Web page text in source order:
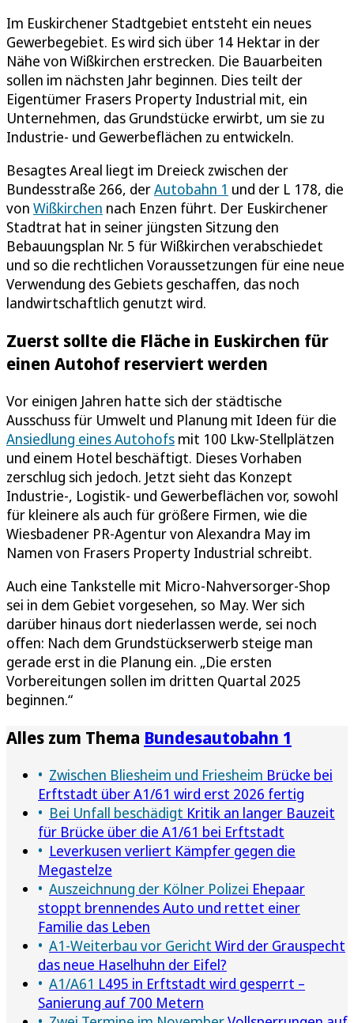
Im Euskirchener Stadtgebiet entsteht ein neues
Gewerbegebiet. Es wird sich über 14 Hektar in der
Nähe von Wißkirchen erstrecken. Die Bauarbeiten
sollen im nächsten Jahr beginnen. Dies teilt der
Eigentümer Frasers Property Industrial mit, ein
Unternehmen, das Grundstücke erwirbt, um sie zu
Industrie- und Gewerbeflächen zu entwickeln.
Besagtes Areal liegt im Dreieck zwischen der
Bundesstraße 266, derAutobahn 1 und der L 178, die
von Wißkirchen nach Enzen führt. Der Euskirchener
Stadtrat hat in seiner jüngsten Sitzung den
Bebauungsplan Nr. 5 für Wißkirchen verabschiedet
und so die rechtlichen Voraussetzungen für eine neue
Verwendung des Gebiets geschaffen, das noch
landwirtschaftlich genutzt wird.
Zuerst sollte die Fläche in Euskirchen für
einen Autohof reserviert werden
Vor einigen Jahren hatte sich der städtische
Ausschuss für Umwelt und Planung mit Ideen für die
Ansiedlung eines Autohofs mit 100 Lkw-Stellplätzen
und einem Hotel beschäftigt. Dieses Vorhaben
zerschlug sich jedoch. Jetzt sieht das Konzept
Industrie-, Logistik- und Gewerbeflächen vor, sowohl
für kleinere als auch für größere Firmen, wie die
Wiesbadener PR-Agentur von Alexandra May im
Namen von Frasers Property Industrial schreibt.
Auch eine Tankstelle mit Micro-Nahversorger-Shop
sei in dem Gebiet vorgesehen, so May. Wer sich
darüber hinaus dort niederlassen werde, sei noch
offen: Nach dem Grundstückserwerb steige man
gerade erst in die Planung ein. „Die ersten
Vorbereitungen sollen im dritten Quartal 2025
beginnen.“
Alles zum Thema Bundesautobahn 1
Zwischen Bliesheim und Friesheim Brücke bei
Erftstadt über A1/61 wird erst 2026 fertig
Bei Unfall beschädigt Kritik an langer Bauzeit
für Brücke über die A1/61 bei Erftstadt
Leverkusen verliert Kämpfer gegen die
Megastelze
Auszeichnung der Kölner Polizei Ehepaar
stoppt brennendes Auto und rettet einer
Familie das Leben
A1-Weiterbau vor Gericht Wird der Grauspecht
das neue Haselhuhn der Eifel?
A1/A61 L495 in Erftstadt wird gesperrt –
Sanierung auf 700 Metern